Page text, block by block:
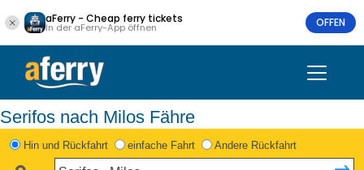
aFerry - Cheap ferry tickets
In der aFerry-App öffnen OFFEN
Serifos nach Milos Fähre
Hin und Rückfahrt einfache Fahrt Andere Rückfahrt